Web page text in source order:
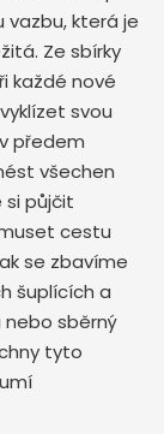
vazbu, která je
Ze sbírky
každé nové
svou
předem
všechen
si půjčit
cestu
se zbavíme
šuplících a
nebo sběrný
tyto